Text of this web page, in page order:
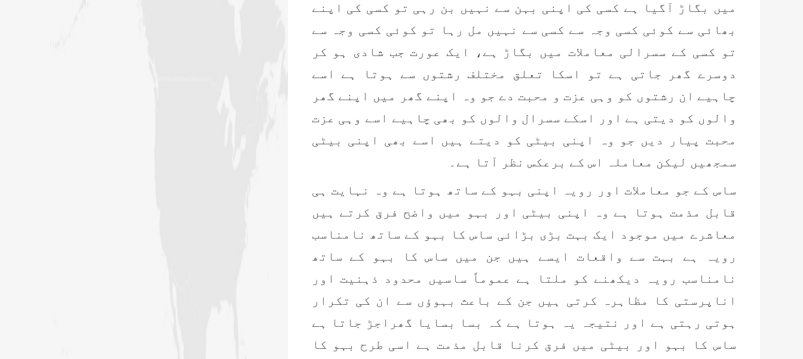
میں بگاڑ آگیا ہے کسی کی اپنی بہن سے نہیں بن رہی تو کسی کی اپنے
بھائی سے کوئی کسی وجہ سے کسی سے نہیں مل رہا تو کوئی کسی وجہ سے
تو کسی کے سسرالی معاملات میں بگاڑ ہے، ایک عورت جب شادی ہو کر
دوسرے گھر جاتی ہے تو اسکا تعلق مختلف رشتوں سے ہوتا ہے اسے
چاہیے ان رشتوں کو وہی عزت و محبت دے جو وہ اپنے گھر میں اپنے گھر
والوں کو دیتی ہے اور اسکے سسرال والوں کو بھی چاہیے اسے وہی عزت
محبت پیار دیں جو وہ اپنی بیٹی کو دیتے ہیں اسے بھی اپنی بیٹی
سمجھیں لیکن معاملہ اس کے برعکس نظر آتا ہے۔
ساس کے جو معاملات اور رویہ اپنی بہو کے ساتھ ہوتا ہے وہ نہایت ہی
قابل مذمت ہوتا ہے وہ اپنی بیٹی اور بہو میں واضح فرق کرتے ہیں
معاشرے میں موجود ایک بہت بڑی بڑائی ساس کا بہو کے ساتھ نامناسب
رویہ ہے بہت سے واقعات ایسے ہیں جن میں ساس کا بہو کے ساتھ
نامناسب رویہ دیکھنے کو ملتا ہے عموماً ساسیں محدود ذہنیت اور
اناپرستی کا مظاہرہ کرتی ہیں جن کے باعث بہوؤں سے ان کی تکرار
ہوتی رہتی ہے اور نتیجہ یہ ہوتا ہے کہ بسا بسایا گھراجڑ جاتا ہے
ساس کا بہو اور بیٹی میں فرق کرنا قابل مذمت ہے اسی طرح بہو کا